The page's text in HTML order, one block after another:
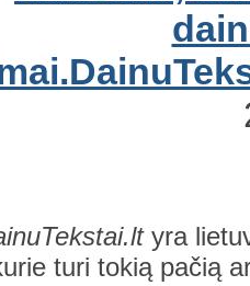
yra
turi tokią pačią